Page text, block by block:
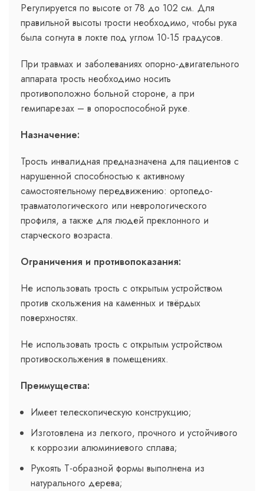
Регулируется по высоте от 78 до 102 см. Для
правильной высоты трости необходимо, чтобы рука
была согнута в локте под углом 10-15 градусов.
При травмах и заболеваниях опорно-двигательного
аппарата трость необходимо носить
противоположно больной стороне, а при
гемипарезах – в опороспособной руке.
Назначение:
Трость инвалидная предназначена для пациентов с
нарушенной способностью к активному
самостоятельному передвижению: ортопедо-
травматологического или неврологического
профиля, а также для людей преклонного и
старческого возраста.
Ограничения и противопоказания:
Не использовать трость с открытым устройством
против скольжения на каменных и твёрдых
поверхностях.
Не использовать трость с открытым устройством
противоскольжения в помещениях.
Преимущества:
Имеет телескопическую конструкцию;
Изготовлена из легкого, прочного и устойчивого
к коррозии алюминиевого сплава;
Рукоять Т-образной формы выполнена из
натурального дерева;